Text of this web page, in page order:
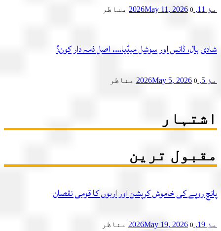
مئ 11, 2026 May 11, 2026 0 مناظر
شادی ہال، ڈانس اور سوشل میڈیا…. اصل ذمہ دار کون؟
مئ 5, 2026 May 5, 2026 0 مناظر
اشتہار
مقبول ترین
پانچ روپے کی خاموش کرپشن اور اربوں کا قومی نقصان
مئ 19, 2026 May 19, 2026 0 مناظر